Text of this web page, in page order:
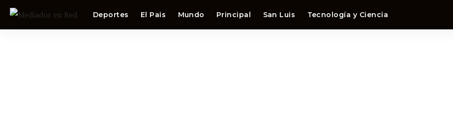
Deportes El Pais Mundo Principal San Luis Tecnología y Ciencia